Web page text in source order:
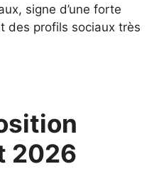
signe d’une forte
des profils sociaux très
2026